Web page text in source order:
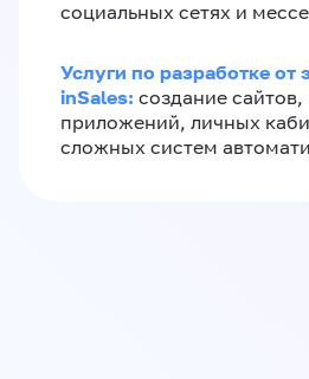
социальных сетях и
Услуги по разработке от
inSales: создание
приложений, личных
сложных систем